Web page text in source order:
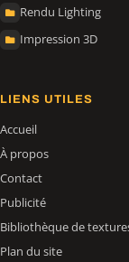
Rendu Lighting
Impression 3D
LIENS UTILES
Accueil
À propos
Contact
Publicité
Bibliothèque de
Plan du site